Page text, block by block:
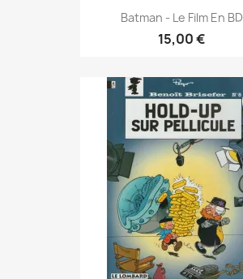
Batman - Le Film En BD
15,00 €